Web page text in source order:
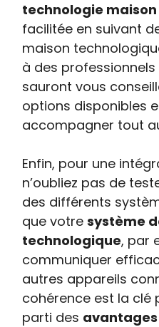
technologie
facilitée en suivant
maison
à des
sauront vous
options disponibles
accompagner tout
Enfin, pour une
n’oubliez pas de
des différents
que votresystème
technologique, par
communiquer
autres appareils
cohérence est la clé
parti des